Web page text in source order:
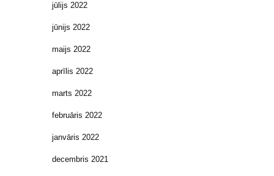
jūlijs 2022
jūnijs 2022
maijs 2022
aprīlis 2022
marts 2022
februāris 2022
janvāris 2022
decembris 2021